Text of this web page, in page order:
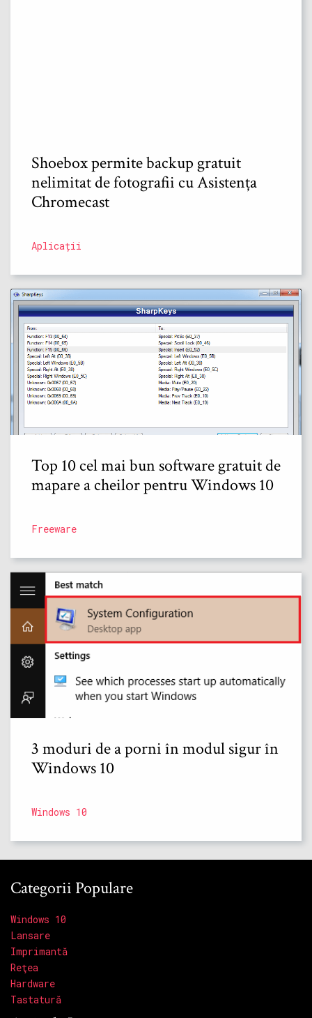
Shoebox permite backup gratuit
nelimitat de fotografii cu Asistența
Chromecast
Aplicații
Top 10 cel mai bun software gratuit de
mapare a cheilor pentru Windows 10
Freeware
3 moduri de a porni în modul sigur în
Windows 10
Windows 10
Categorii Populare
Windows 10
Lansare
Imprimantă
Reţea
Hardware
Tastatură